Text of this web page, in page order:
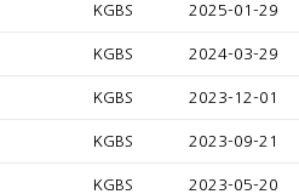
KGBS 2025-01-29
KGBS 2024-03-29
KGBS 2023-12-01
KGBS 2023-09-21
KGBS 2023-05-20